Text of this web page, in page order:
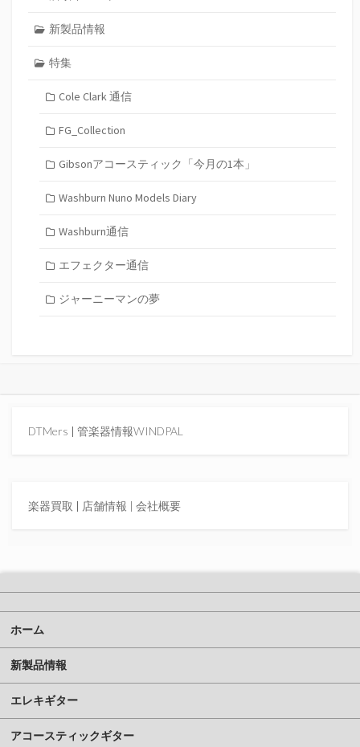
新製品情報
特集
Cole Clark 通信
FG_Collection
Gibsonアコースティック「今月の1本」
Washburn Nuno Models Diary
Washburn通信
エフェクター通信
ジャーニーマンの夢
DTMers | 管楽器情報WINDPAL
楽器買取 | 店舗情報 | 会社概要
ホーム
新製品情報
エレキギター
アコースティックギター